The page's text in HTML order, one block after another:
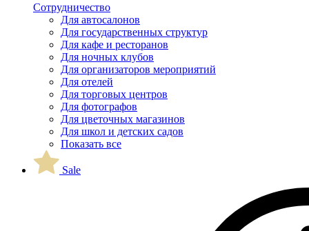
Сотрудничество
Для автосалонов
Для государственных структур
Для кафе и ресторанов
Для ночных клубов
Для организаторов мероприятий
Для отелей
Для торговых центров
Для фотографов
Для цветочных магазинов
Для школ и детских садов
Показать все
Sale